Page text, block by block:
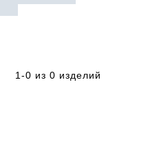
1-0 из 0 изделий